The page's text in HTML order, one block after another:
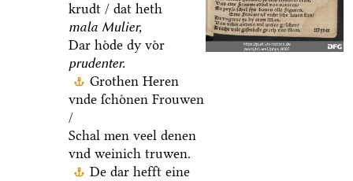
krudt / dat heth
mala Mulier,
Dar hoͤde dy voͤr
prudenter.
Grothen Heren
vnde ſchoͤnen Frouwen
/
Schal men veel denen
vnd weinich truwen.
De dar hefft eine